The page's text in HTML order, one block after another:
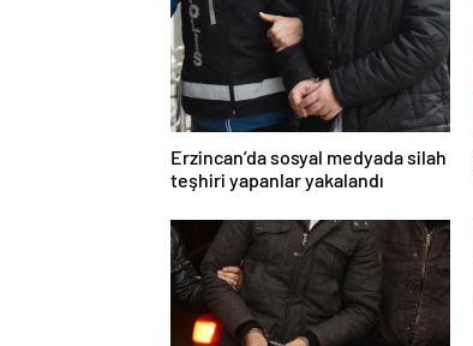
Erzincan’da sosyal medyada silah
teşhiri yapanlar yakalandı